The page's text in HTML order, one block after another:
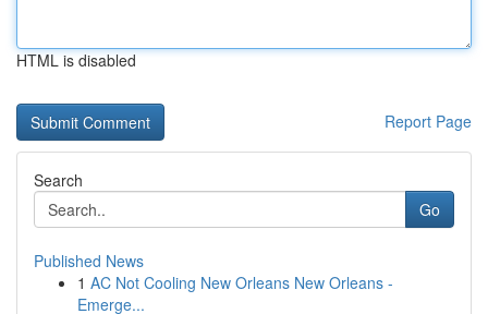
HTML is disabled
Report Page
Search
Go
Published News
1 AC Not Cooling New Orleans New Orleans -
Emerge...